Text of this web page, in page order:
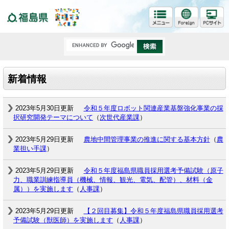
新着情報
2023年5月30日更新
令和５年度ロボット関連産業基盤強化事業の採
択研究開発テーマについて （次世代産業課）
2023年5月29日更新 農地中間管理事業の推進に関する基本方針（ 農
業担い手課）
2023年5月29日更新
令和５年度福島県職員採用選考予備試験（原子
力、職業訓練指導員（機械、情報、観光、電気、配管）、材料（金
属））を実施します （ 人事課）
2023年5月29日更新
【２回目募集】令和５年度福島県職員採用選考
予備試験（獣医師）を実施します （ 人事課）